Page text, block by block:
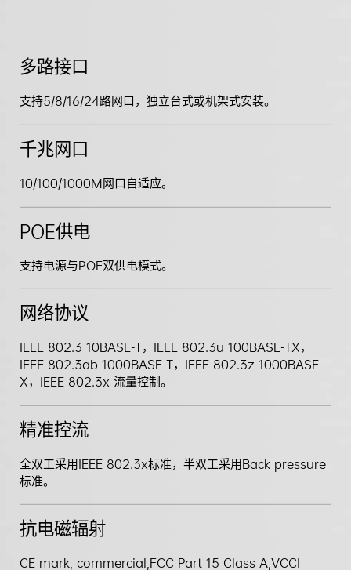
多路接口
支持5/8/16/24路网口，独立台式或机架式安装。
千兆网口
10/100/1000M网口自适应。
POE供电
支持电源与POE双供电模式。
网络协议
IEEE 802.3 10BASE-T，IEEE 802.3u 100BASE-TX，
IEEE 802.3ab 1000BASE-T，IEEE 802.3z 1000BASE-
X，IEEE 802.3x 流量控制。
精准控流
全双工采用IEEE 802.3x标准，半双工采用Back pressure
标准。
抗电磁辐射
CE mark, commercial,FCC Part 15 Class A,VCCI